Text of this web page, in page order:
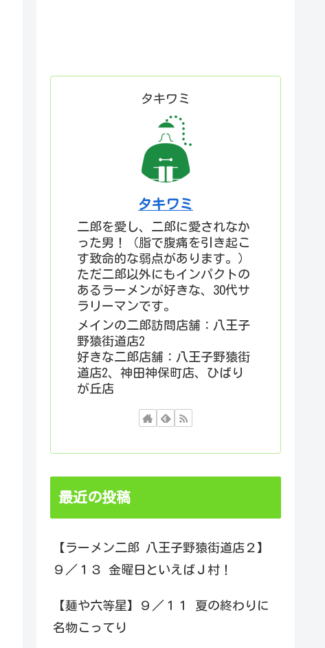
タキワミ
タキワミ
二郎を愛し、二郎に愛されなか
った男！（脂で腹痛を引き起こ
す致命的な弱点があります。）
ただ二郎以外にもインパクトの
あるラーメンが好きな、30代サ
ラリーマンです。
メインの二郎訪問店舗：八王子
野猿街道店2
好きな二郎店舗：八王子野猿街
道店2、神田神保町店、ひばり
が丘店
最近の投稿
【ラーメン二郎 八王子野猿街道店２】
９／１３ 金曜日といえばＪ村！
【麺や六等星】９／１１ 夏の終わりに
名物こってり